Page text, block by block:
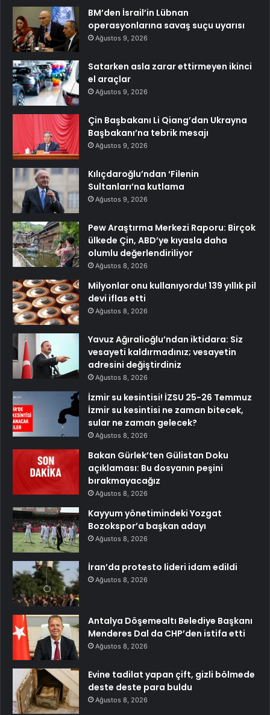
BM’den İsrail’in Lübnan
operasyonlarına savaş suçu uyarısı
Ağustos 9, 2026
Satarken asla zarar ettirmeyen ikinci
el araçlar
Ağustos 9, 2026
Çin Başbakanı Li Qiang’dan Ukrayna
Başbakanı’na tebrik mesajı
Ağustos 9, 2026
Kılıçdaroğlu’ndan ‘Filenin
Sultanları’na kutlama
Ağustos 9, 2026
Pew Araştırma Merkezi Raporu: Birçok
ülkede Çin, ABD’ye kıyasla daha
olumlu değerlendiriliyor
Ağustos 8, 2026
Milyonlar onu kullanıyordu! 139 yıllık pil
devi iflas etti
Ağustos 8, 2026
Yavuz Ağıralioğlu’ndan iktidara: Siz
vesayeti kaldırmadınız; vesayetin
adresini değiştirdiniz
Ağustos 8, 2026
İzmir su kesintisi! İZSU 25-26 Temmuz
İzmir su kesintisi ne zaman bitecek,
sular ne zaman gelecek?
Ağustos 8, 2026
Bakan Gürlek’ten Gülistan Doku
açıklaması: Bu dosyanın peşini
bırakmayacağız
Ağustos 8, 2026
Kayyum yönetimindeki Yozgat
Bozokspor’a başkan adayı
Ağustos 8, 2026
İran’da protesto lideri idam edildi
Ağustos 8, 2026
Antalya Döşemealtı Belediye Başkanı
Menderes Dal da CHP’den istifa etti
Ağustos 8, 2026
Evine tadilat yapan çift, gizli bölmede
deste deste para buldu
Ağustos 8, 2026